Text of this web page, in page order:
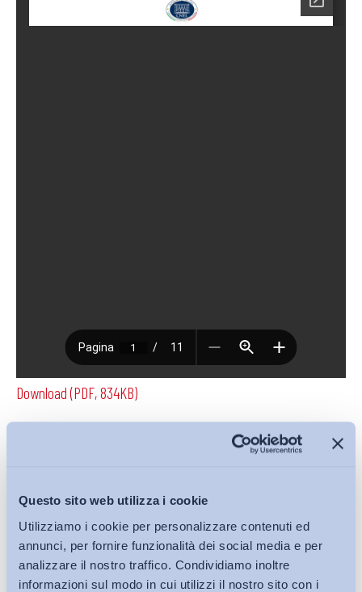
Questo sito web utilizza i cookie
Utilizziamo i cookie per personalizzare contenuti ed
annunci, per fornire funzionalità dei social media e per
analizzare il nostro traffico. Condividiamo inoltre
informazioni sul modo in cui utilizzi il nostro sito con i
Download (PDF, 834KB)
Iscriviti alla Newsletter